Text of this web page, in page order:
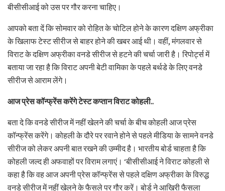
बीसीसीआई को उस पर गौर करना चाहिए।
आपको बता दें कि सोमवार को रोहित के चोटिल होने के कारण दक्षिण अफ्रीका
के खिलाफ टेस्ट सीरीज से बाहर होने की खबर आई थी। वहीं, मंगलवार से
विराट के दक्षिण अफ्रीका वनडे सीरीज से हटने की चर्चा जारी है। रिपोर्ट्स में
बताया जा रहा है कि विराट अपनी बेटी वामिका के पहले बर्थडे के लिए वनडे
सीरीज से आराम लेंगे।
आज प्रेस कॉन्फ्रेंस करेंगे टेस्ट कप्तान विराट कोहली..
बता दे कि वनडे सीरीज में नहीं खेलने की चर्चा के बीच कोहली आज प्रेस
कॉन्फ्रेंस करेंगे। कोहली के दौरे पर रवाने होने से पहले मीडिया के सामने वनडे
सीरीज को लेकर अपनी बात रखने की उम्मीद है। भारतीय बोर्ड चाहता है कि
कोहली जल्द ही अफवाहों पर विराम लगाएं। ‘बीसीसीआई ने विराट कोहली से
कहा है कि वह आज अपनी प्रेस कॉन्फ्रेंस से पहले दक्षिण अफ्रीका के विरुद्ध
वनडे सीरीज में नहीं खेलने के फैसले पर गौर करें। बोर्ड ने आखिरी फैसला